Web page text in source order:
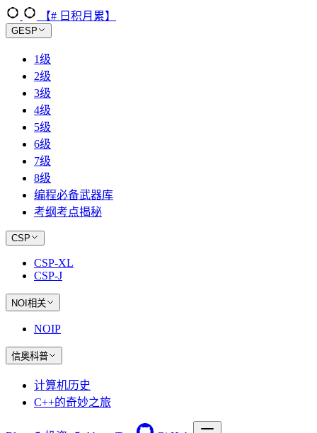
【# 日积月累】
GESP
1级
2级
3级
4级
5级
6级
7级
8级
编程必备武器库
考纲考点揭秘
CSP
CSP-XL
CSP-J
NOI相关
NOIP
信奥科普
计算机历史
C++的奇妙之旅